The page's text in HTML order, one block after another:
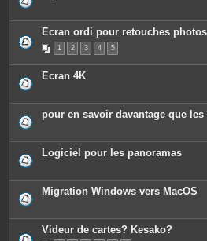
Ecran ordi pour retouches photos
1 2 3 4 5
Ecran 4K
pour en savoir davantage que
Logiciel pour les panoramas
Migration Windows vers MacOS
Videur de cartes? Kesako?